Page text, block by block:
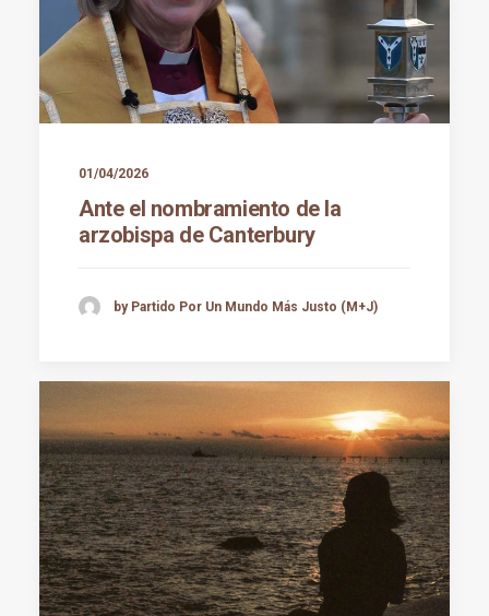
01/04/2026
Ante el nombramiento de la
arzobispa de Canterbury
by Partido Por Un Mundo Más Justo (M+J)